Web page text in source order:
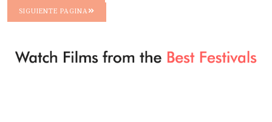
SIGUIENTE PAGINA